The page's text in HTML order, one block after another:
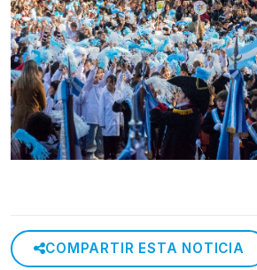
COMPARTIR ESTA NOTICIA